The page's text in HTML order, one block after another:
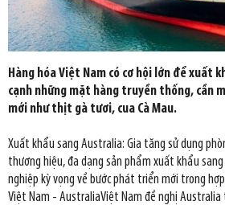
Hàng hóa Việt Nam có cơ hội lớn để xuất
cạnh những mặt hàng truyền thống, cần
mới như thịt gà tươi, cua Cà Mau.
Xuất khẩu sang Australia: Gia tăng sử dụng
thương hiệu, đa dạng sản phẩm xuất khẩu
nghiệp kỳ vọng về bước phát triển mới trong
Việt Nam - AustraliaViệt Nam đề nghị